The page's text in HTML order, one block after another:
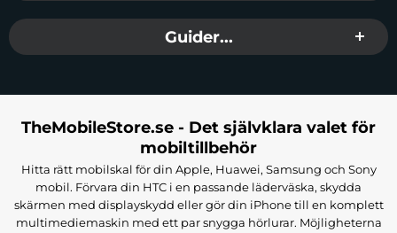
Guess Grained Classic Round Shape-hörlurar
Tillverkare: Guess
EAN: 3666339328924
Guider...
TheMobileStore.se - Det självklara valet för
mobiltillbehör
Hitta rätt mobilskal för din Apple, Huawei, Samsung och Sony
mobil. Förvara din HTC i en passande läderväska, skydda
skärmen med displayskydd eller gör din iPhone till en komplett
multimediemaskin med ett par snygga hörlurar. Möjligheterna